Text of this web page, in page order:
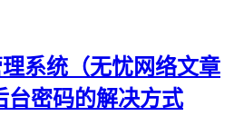
系统（无忧网络文章
台密码的解决方式